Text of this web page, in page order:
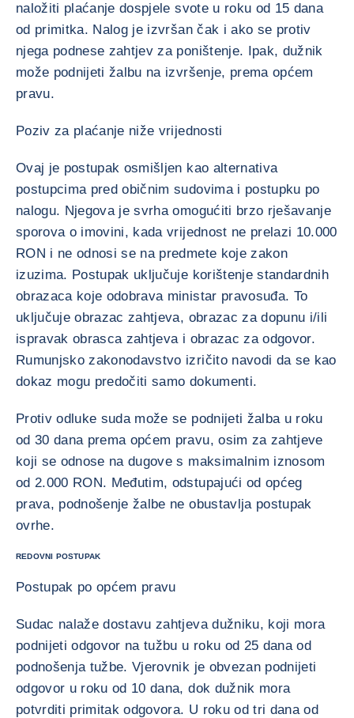
naložiti plaćanje dospjele svote u roku od 15 dana
od primitka. Nalog je izvršan čak i ako se protiv
njega podnese zahtjev za poništenje. Ipak, dužnik
može podnijeti žalbu na izvršenje, prema općem
pravu.
Poziv za plaćanje niže vrijednosti
Ovaj je postupak osmišljen kao alternativa
postupcima pred običnim sudovima i postupku po
nalogu. Njegova je svrha omogućiti brzo rješavanje
sporova o imovini, kada vrijednost ne prelazi 10.000
RON i ne odnosi se na predmete koje zakon
izuzima. Postupak uključuje korištenje standardnih
obrazaca koje odobrava ministar pravosuđa. To
uključuje obrazac zahtjeva, obrazac za dopunu i/ili
ispravak obrasca zahtjeva i obrazac za odgovor.
Rumunjsko zakonodavstvo izričito navodi da se kao
dokaz mogu predočiti samo dokumenti.
Protiv odluke suda može se podnijeti žalba u roku
od 30 dana prema općem pravu, osim za zahtjeve
koji se odnose na dugove s maksimalnim iznosom
od 2.000 RON. Međutim, odstupajući od općeg
prava, podnošenje žalbe ne obustavlja postupak
ovrhe.
REDOVNI POSTUPAK
Postupak po općem pravu
Sudac nalaže dostavu zahtjeva dužniku, koji mora
podnijeti odgovor na tužbu u roku od 25 dana od
podnošenja tužbe. Vjerovnik je obvezan podnijeti
odgovor u roku od 10 dana, dok dužnik mora
potvrditi primitak odgovora. U roku od tri dana od